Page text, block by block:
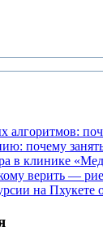
алгоритмов:
почему
в клинике
верить —
на